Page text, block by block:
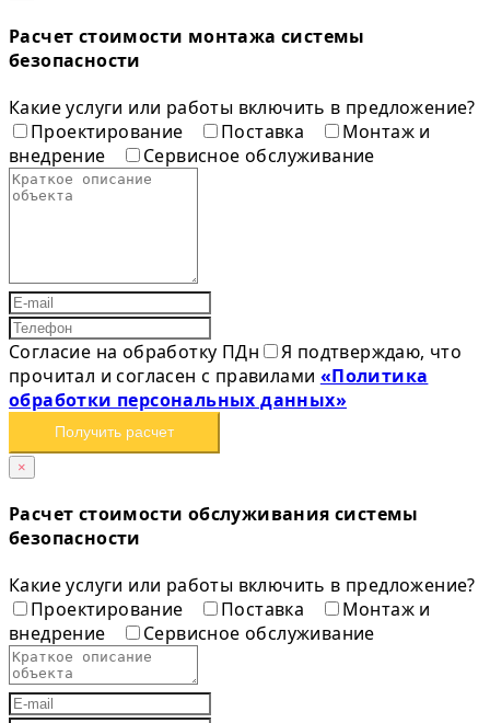
Расчет стоимости монтажа системы
безопасности
Какие услуги или работы включить в предложение?
Проектирование
Поставка
Монтаж и
внедрение
Сервисное обслуживание
Согласие на обработку ПДн
Я подтверждаю, что
прочитал и согласен с правилами «Политика
обработки персональных данных»
Получить расчет
×
Расчет стоимости обслуживания системы
безопасности
Какие услуги или работы включить в предложение?
Проектирование
Поставка
Монтаж и
внедрение
Сервисное обслуживание